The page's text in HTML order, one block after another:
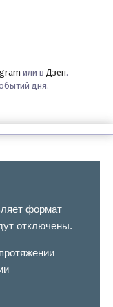
или в Дзен.
дня.
формат
отключены.